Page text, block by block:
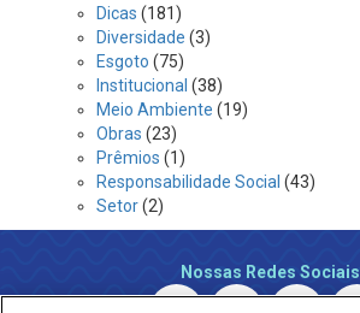
Dicas (181)
Diversidade (3)
Esgoto (75)
Institucional (38)
Meio Ambiente (19)
Obras (23)
Prêmios (1)
Responsabilidade Social (43)
Setor(2)
Nossas Redes Sociais